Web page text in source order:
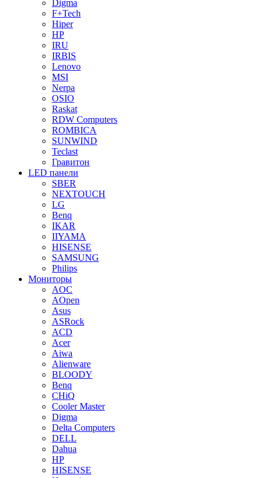
Digma
F+Tech
Hiper
HP
IRU
IRBIS
Lenovo
MSI
Nerpa
OSIO
Raskat
RDW Computers
ROMBICA
SUNWIND
Teclast
Гравитон
LED панели
SBER
NEXTOUCH
LG
Benq
IKAR
IIYAMA
HISENSE
SAMSUNG
Philips
Мониторы
AOC
AOpen
Asus
ASRock
ACD
Acer
Aiwa
Alienware
BLOODY
Benq
CHiQ
Cooler Master
Digma
Delta Computers
DELL
Dahua
HP
HISENSE